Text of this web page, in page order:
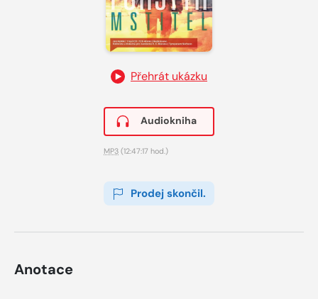
Přehrát ukázku
Audiokniha
MP3 (12:47:17 hod.)
Prodej skončil.
Anotace